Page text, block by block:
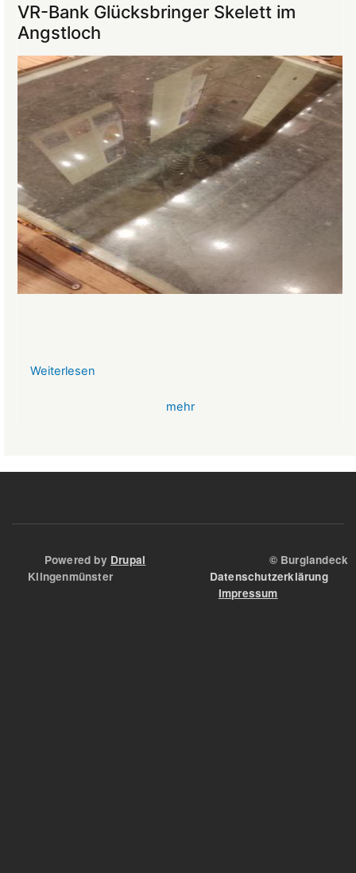
Mittelalter
begeistert
die
Teilnehmer:innen
VR-Bank Glücksbringer Skelett im
Angstloch
Weiterlesen
mehr
Powered by Drupal © Burglandeck
Klingenmünster Datenschutzerklärung
Impressum